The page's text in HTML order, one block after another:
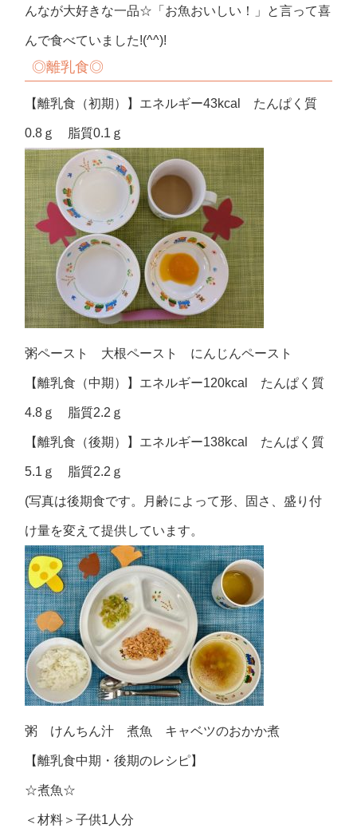
んなが大好きな一品☆「お魚おいしい！」と言って喜
んで食べていました!(^^)!
◎離乳食◎
【離乳食（初期）】エネルギー43kcal たんぱく質
0.8ｇ 脂質0.1ｇ
粥ペースト 大根ペースト にんじんペースト
【離乳食（中期）】エネルギー120kcal たんぱく質
4.8ｇ 脂質2.2ｇ
【離乳食（後期）】エネルギー138kcal たんぱく質
5.1ｇ 脂質2.2ｇ
(写真は後期食です。月齢によって形、固さ、盛り付
け量を変えて提供しています。
粥 けんちん汁 煮魚 キャベツのおかか煮
【離乳食中期・後期のレシピ】
☆煮魚☆
＜材料＞子供1人分